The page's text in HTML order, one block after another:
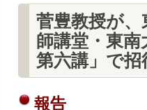
菅豊教授が、
師講堂・東
第六講」で招
報告